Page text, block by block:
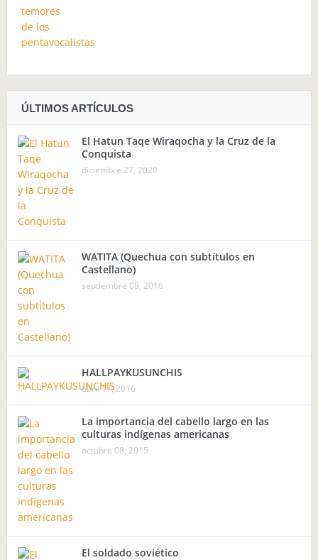
ÚLTIMOS ARTÍCULOS
El Hatun Taqe Wiraqocha y la Cruz de la
Conquista
diciembre 27, 2020
WATITA (Quechua con subtítulos en
Castellano)
septiembre 08, 2016
HALLPAYKUSUNCHIS
abril 17, 2016
La importancia del cabello largo en las
culturas indígenas americanas
octubre 08, 2015
El soldado soviético